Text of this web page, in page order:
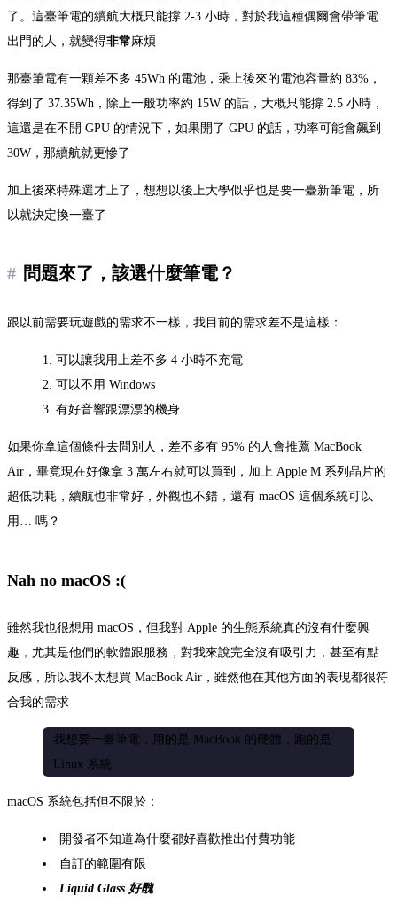
了。這臺筆電的續航大概只能撐 2-3 小時，對於我這種偶爾會帶筆電
出門的人，就變得非常麻煩
那臺筆電有一顆差不多 45Wh 的電池，乘上後來的電池容量約 83%，
得到了 37.35Wh，除上一般功率約 15W 的話，大概只能撐 2.5 小時，
這還是在不開 GPU 的情況下，如果開了 GPU 的話，功率可能會飆到
30W，那續航就更慘了
加上後來特殊選才上了，想想以後上大學似乎也是要一臺新筆電，所
以就決定換一臺了
問題來了，該選什麼筆電？
跟以前需要玩遊戲的需求不一樣，我目前的需求差不是這樣：
可以讓我用上差不多 4 小時不充電
可以不用 Windows
有好音響跟漂漂的機身
如果你拿這個條件去問別人，差不多有 95% 的人會推薦 MacBook
Air，畢竟現在好像拿 3 萬左右就可以買到，加上 Apple M 系列晶片的
超低功耗，續航也非常好，外觀也不錯，還有 macOS 這個系統可以
用… 嗎？
Nah no macOS :(
雖然我也很想用 macOS，但我對 Apple 的生態系統真的沒有什麼興
趣，尤其是他們的軟體跟服務，對我來說完全沒有吸引力，甚至有點
反感，所以我不太想買 MacBook Air，雖然他在其他方面的表現都很符
合我的需求
我想要一臺筆電，用的是 MacBook 的硬體，跑的是
Linux 系統
macOS 系統包括但不限於：
開發者不知道為什麼都好喜歡推出付費功能
自訂的範圍有限
Liquid Glass 好醜